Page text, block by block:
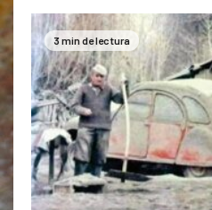
3 min de lectura